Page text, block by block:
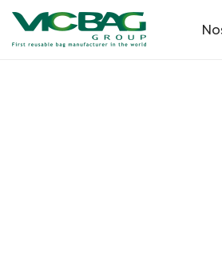
Accueil
Retour